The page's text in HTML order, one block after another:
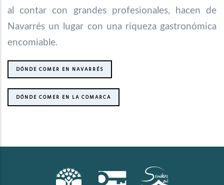
al contar con grandes profesionales, hacen de
Navarrés un lugar con una riqueza gastronómica
encomiable.
DÓNDE COMER EN NAVARRÉS
DÓNDE COMER EN LA COMARCA